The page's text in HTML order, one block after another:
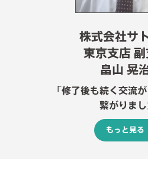
株式会社サ
東京支店
畠山 晃
「修了後も続く交流
繋がりまし
もっと見る